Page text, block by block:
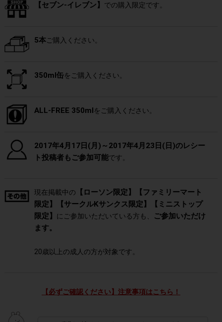
【セブン-イレブン】 での購入限定です。
5本ご購入ください。
350ml缶をご購入ください。
ALL-FREE 350mlをご購入ください。
2017年4月17日(月)～2017年4月23日(日)のレシー
ト投稿者もご参加可能です。
現在掲載中の
【ローソン限定】【ファミリーマート
限定】【サークルKサンクス限定】【ミニストップ
限定】
にご参加いただいている方も、
ご参加いただけ
ます。
20歳以上の成人の方が対象です。
【必ずご確認ください】注意事項はこちら！